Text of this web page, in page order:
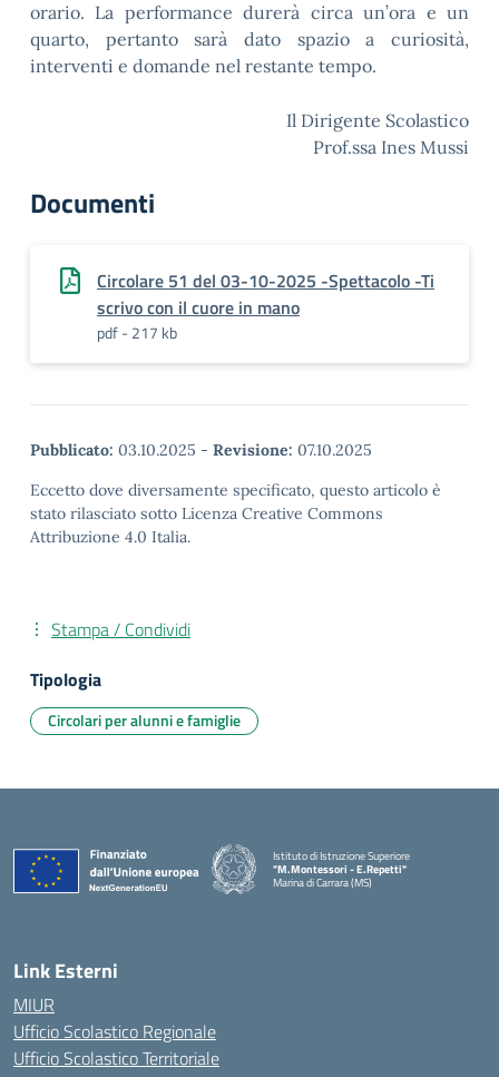
orario. La performance durerà circa un’ora e un
quarto, pertanto sarà dato spazio a curiosità,
interventi e domande nel restante tempo.
Il Dirigente Scolastico
Prof.ssa Ines Mussi
Documenti
Circolare 51 del 03-10-2025 -Spettacolo -Ti
scrivo con il cuore in mano
pdf - 217 kb
Pubblicato: 03.10.2025 - Revisione: 07.10.2025
Eccetto dove diversamente specificato, questo articolo è
stato rilasciato sotto Licenza Creative Commons
Attribuzione 4.0 Italia.
Stampa / Condividi
Tipologia
Circolari per alunni e famiglie
Istituto di Istruzione Superiore
"M.Montessori - E.Repetti"
Marina di Carrara (MS)
Link Esterni
MIUR
Ufficio Scolastico Regionale
Ufficio Scolastico Territoriale